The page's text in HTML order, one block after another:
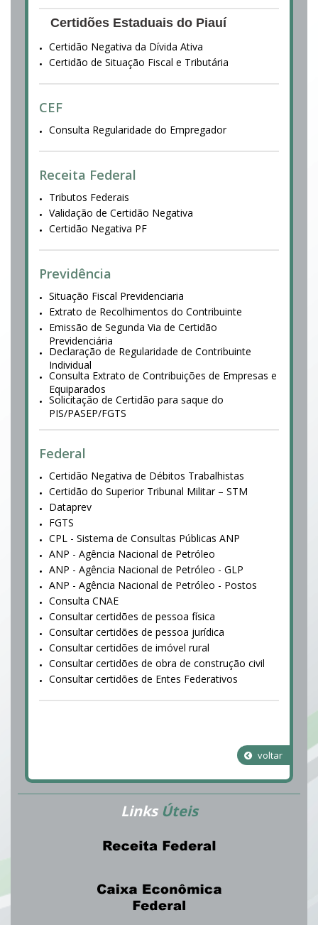
Certidões Estaduais do Piauí
Certidão Negativa da Dívida Ativa
Certidão de Situação Fiscal e Tributária
CEF
Consulta Regularidade do Empregador
Receita Federal
Tributos Federais
Validação de Certidão Negativa
Certidão Negativa PF
Previdência
Situação Fiscal Previdenciaria
Extrato de Recolhimentos do Contribuinte
Emissão de Segunda Via de Certidão
Previdenciária
Declaração de Regularidade de Contribuinte
Individual
Consulta Extrato de Contribuições de Empresas e
Equiparados
Solicitação de Certidão para saque do
PIS/PASEP/FGTS
Federal
Certidão Negativa de Débitos Trabalhistas
Certidão do Superior Tribunal Militar – STM
Dataprev
FGTS
CPL - Sistema de Consultas Públicas ANP
ANP - Agência Nacional de Petróleo
ANP - Agência Nacional de Petróleo - GLP
ANP - Agência Nacional de Petróleo - Postos
Consulta CNAE
Consultar certidões de pessoa física
Consultar certidões de pessoa jurídica
Consultar certidões de imóvel rural
Consultar certidões de obra de construção civil
Consultar certidões de Entes Federativos
voltar
Links Úteis